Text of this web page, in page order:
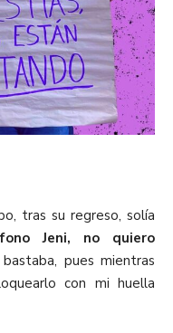
tras su regreso, solía
Jeni, no quiero
pues mientras
con mi huella